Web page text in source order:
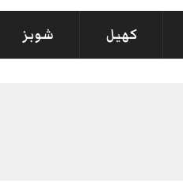
کھیل شوبز